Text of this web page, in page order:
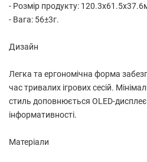
- Розмір продукту:
- Вага: 56±3г.
Дизайн
Легка та ергономічна форма
час тривалих ігрових сесій.
стиль доповнюється OLED-
інформативності.
Матеріали